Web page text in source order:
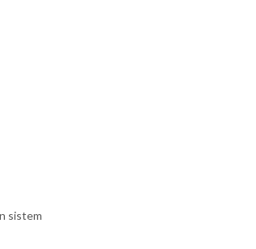
sistem